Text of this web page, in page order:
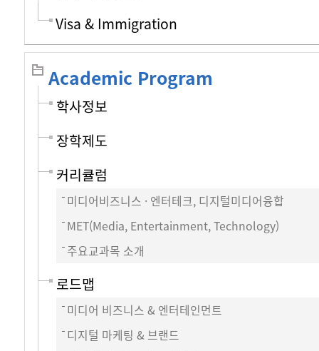
Visa & Immigration
Academic Program
학사정보
장학제도
커리큘럼
미디어비즈니스 · 엔터테크, 디지털미디어융합
MET(Media, Entertainment, Technology)
주요교과목 소개
로드맵
미디어 비즈니스 & 엔터테인먼트
디지털 마케팅 & 브랜드